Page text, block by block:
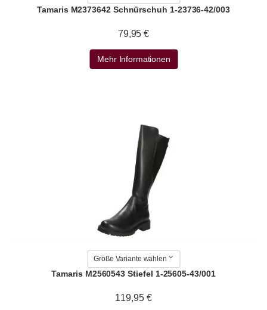
Tamaris M2373642 Schnürschuh 1-23736-42/003
79,95 €
Mehr Informationen
Größe Variante wählen
Tamaris M2560543 Stiefel 1-25605-43/001
119,95 €